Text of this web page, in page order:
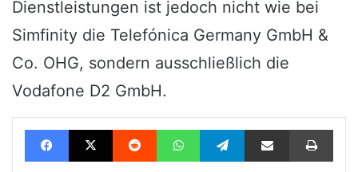
Dienstleistungen ist jedoch nicht wie bei
Simfinity die Telefónica Germany GmbH &
Co. OHG, sondern ausschließlich die
Vodafone D2 GmbH.
Facebook X Reddit WhatsApp Telegram Teile per E-Mail